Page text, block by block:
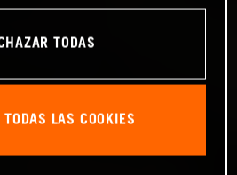
TODAS
LAS COOKIES